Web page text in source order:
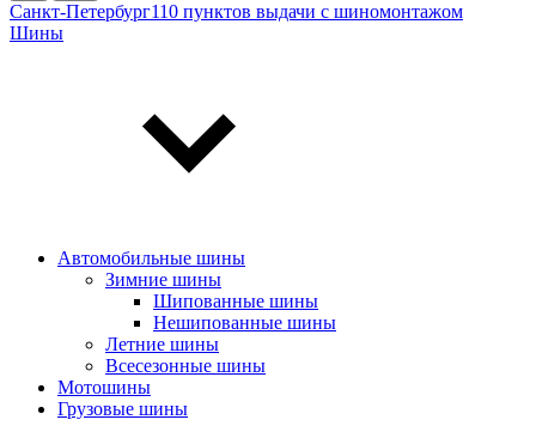
Санкт-Петербург110 пунктов выдачи с шиномонтажом
Шины
Автомобильные шины
Зимние шины
Шипованные шины
Нешипованные шины
Летние шины
Всесезонные шины
Мотошины
Грузовые шины